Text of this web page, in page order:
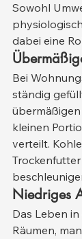
Sowohl
dabei eine
Bei
ständig
kleinen
verteilt.
Niedriges
Das Leben
Räumen,